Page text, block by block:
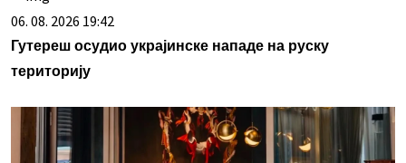
06. 08. 2026 19:42
Гутереш осудио украјинске нападе на руску
територију